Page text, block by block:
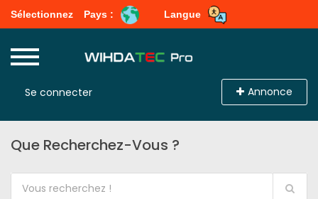
Sélectionnez Pays : Langue
Se connecter Annonce
Que Recherchez-Vous ?